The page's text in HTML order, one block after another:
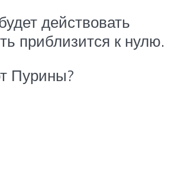
действовать
приблизится к нулю.
Пурины?